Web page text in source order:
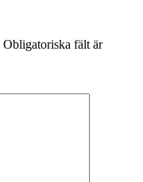
Obligatoriska fält är